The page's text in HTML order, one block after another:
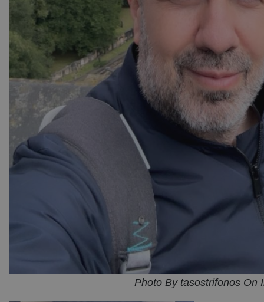
Photo By tasostrifonos On